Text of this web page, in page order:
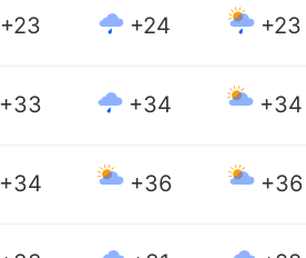
+23 +24 +23
+33 +34 +34
+34 +36 +36